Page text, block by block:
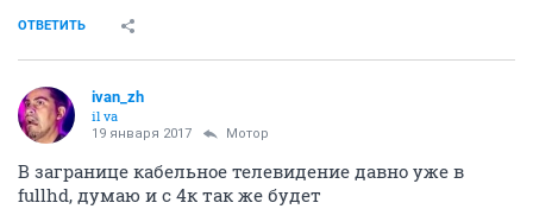
ОТВЕТИТЬ
ivаn_zh
il va
19 января 2017 Мотор
В загранице кабельное телевидение давно уже в
fullhd, думаю и с 4к так же будет